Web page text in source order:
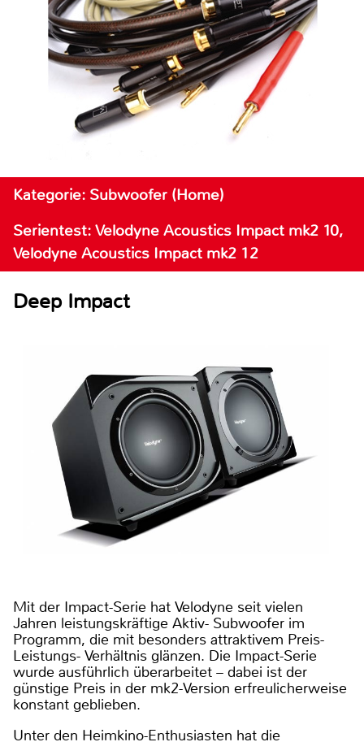
Kategorie: Subwoofer (Home)
Serientest: Velodyne Acoustics Impact mk2 10,
Velodyne Acoustics Impact mk2 12
Deep Impact
Mit der Impact-Serie hat Velodyne seit vielen
Jahren leistungskräftige Aktiv- Subwoofer im
Programm, die mit besonders attraktivem Preis-
Leistungs- Verhältnis glänzen. Die Impact-Serie
wurde ausführlich überarbeitet – dabei ist der
günstige Preis in der mk2-Version erfreulicherweise
konstant geblieben.
Unter den Heimkino-Enthusiasten hat die